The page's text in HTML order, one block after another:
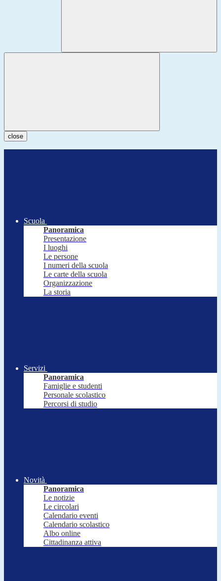
close
Scuola
Panoramica
Presentazione
I luoghi
Le persone
I numeri della scuola
Le carte della scuola
Organizzazione
La storia
Servizi
Panoramica
Famiglie e studenti
Personale scolastico
Percorsi di studio
Novità
Panoramica
Le notizie
Le circolari
Calendario eventi
Calendario scolastico
Albo online
Cittadinanza attiva